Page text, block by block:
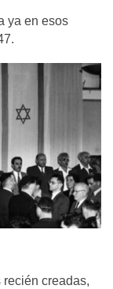
ya en esos
creadas,